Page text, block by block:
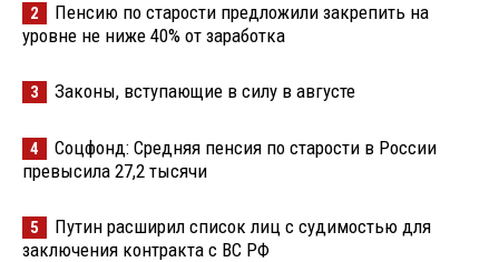
2
Пенсию по старости предложили закрепить на
уровне не ниже 40% от заработка
3 Законы, вступающие в силу в августе
4
Соцфонд: Средняя пенсия по старости в России
превысила 27,2 тысячи
5
Путин расширил список лиц с судимостью для
заключения контракта с ВС РФ